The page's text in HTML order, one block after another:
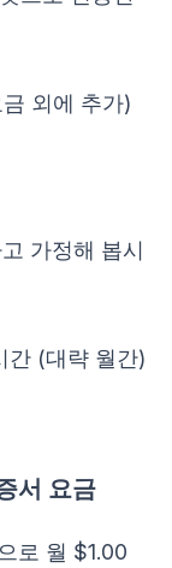
외에 추가)
가정해 봅시
간 (대략 월간)
서 요금
로 월 $1.00